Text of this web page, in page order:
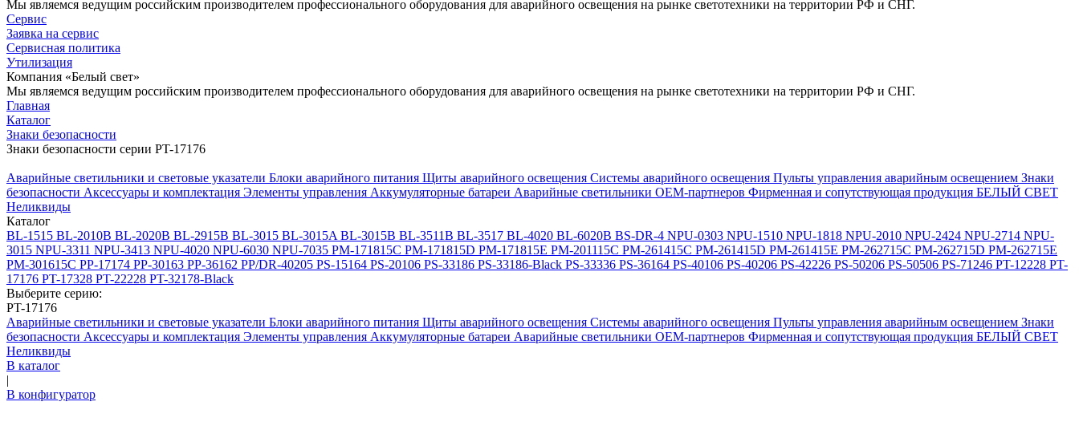
Мы являемся ведущим российским производителем профессионального оборудования для аварийного освещения на рынке светотехники на территории РФ и СНГ.
Сервис
Заявка на сервис
Сервисная политика
Утилизация
Компания «Белый свет»
Мы являемся ведущим российским производителем профессионального оборудования для аварийного освещения на рынке светотехники на территории РФ и СНГ.
Главная
Каталог
Знаки безопасности
Знаки безопасности серии PT-17176
Аварийные светильники и световые указатели Блоки аварийного питания Щиты аварийного освещения Системы аварийного освещения Пульты управления аварийным освещением Знаки
безопасности Аксессуары и комплектация Элементы управления Аккумуляторные батареи Аварийные светильники ОЕМ-партнеров Фирменная и сопутствующая продукция БЕЛЫЙ СВЕТ
Неликвиды
Каталог
BL-1515 BL-2010B BL-2020B BL-2915B BL-3015 BL-3015A BL-3015B BL-3511B BL-3517 BL-4020 BL-6020B BS-DR-4 NPU-0303 NPU-1510 NPU-1818 NPU-2010 NPU-2424 NPU-2714 NPU-
3015 NPU-3311 NPU-3413 NPU-4020 NPU-6030 NPU-7035 PM-171815C PM-171815D PM-171815E PM-201115C PM-261415C PM-261415D PM-261415E PM-262715C PM-262715D PM-262715E
PM-301615C PP-17174 PP-30163 PP-36162 PP/DR-40205 PS-15164 PS-20106 PS-33186 PS-33186-Black PS-33336 PS-36164 PS-40106 PS-40206 PS-42226 PS-50206 PS-50506 PS-71246 PT-12228 PT-
17176 PT-17328 PT-22228 PT-32178-Black
Выберите серию:
PT-17176
Аварийные светильники и световые указатели Блоки аварийного питания Щиты аварийного освещения Системы аварийного освещения Пульты управления аварийным освещением Знаки
безопасности Аксессуары и комплектация Элементы управления Аккумуляторные батареи Аварийные светильники ОЕМ-партнеров Фирменная и сопутствующая продукция БЕЛЫЙ СВЕТ
Неликвиды
В каталог
|
В конфигуратор